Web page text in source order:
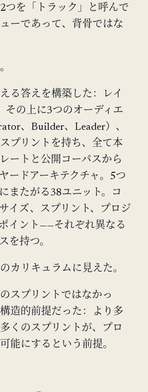
つを「トラック」と呼んで
ーであって、背骨ではな
る答えを構築した：レイ
その上に3つのオーディエ
、Builder、Leader）、
プリントを持ち、全て本
ートと公開コーパスから
ードアーキテクチャ。5つ
またがる38ユニット。コ
イズ、スプリント、プロジ
イント——それぞれ異なる
を持つ。
カリキュラムに見えた。
スプリントではなかっ
造的前提だった：より多
くのスプリントが、プロ
能にするという前提。